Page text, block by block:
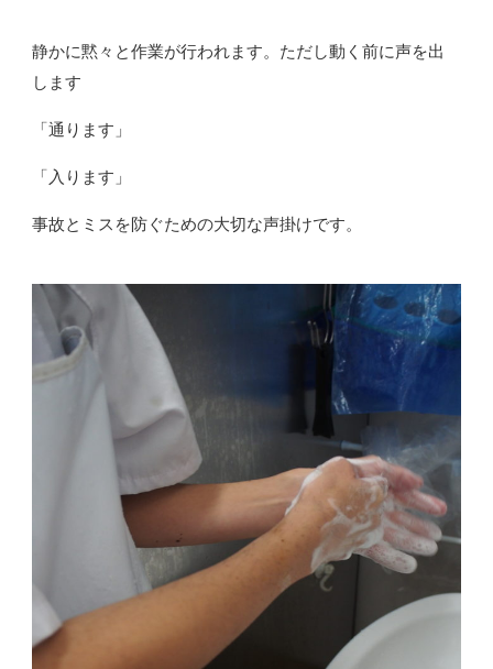
静かに黙々と作業が行われます。ただし動く前に声を出
します
「通ります」
「入ります」
事故とミスを防ぐための大切な声掛けです。